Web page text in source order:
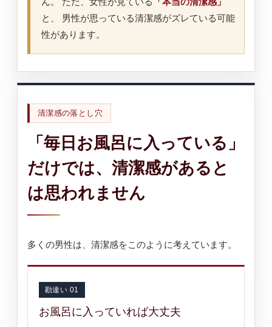
と、 男性が思っている清潔感がズレている可能
性があります。
清潔感の落とし穴
「毎日お風呂に入っている」
だけでは、清潔感があると
は思われません
多くの男性は、清潔感をこのように考えています。
勘違い 01
お風呂に入っていれば大丈夫